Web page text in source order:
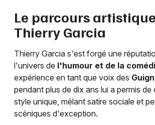
Le parcours
Thierry Garcia
Thierry Garcia s'est forgé une
l'univers de l'humour et de la
expérience en tant que voix des
pendant plus de dix ans lui a permis
style unique, mêlant satire sociale et
scéniques d'exception.